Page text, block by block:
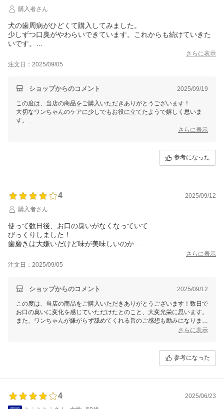
購入者さん
犬の歯周病がひどくて購入してみました。
少しずつ口臭がやわらいできています。これからも続けていきた
いです。
さらに表示
注文日：2025/09/05
ショップからのコメント 2025/09/19
この度は、当店の商品をご購入いただきありがとうございます！
大切なワンちゃんのケアに少しでもお役に立てたようで嬉しく思いま
す。
継続することでご実感いただけたお声もございますので、ぜひ続けてい
摯に受け止め、商品やサービスの改善に努めてまいります。
さらに表示
参考になった
4
2025/09/12
購入者さん
使って数日後、お口の臭いがなくなっていて
びっくりしました！
歯磨きは大嫌いだけど味が美味しいのか
お値段的に迷いましたが届いたら結構大きくて
2kgの愛犬は口が小さいので
しばらく続けてみようと思います！
さらに表示
注文日：2025/09/05
ショップからのコメント 2025/09/12
この度は、当店の商品をご購入いただきありがとうございます！数日で
お口の臭いに変化を感じていただけたとのこと、大変光栄に思います。
また、ワンちゃんが嫌がらず舐めてくれる旨のご感想も励みになりま
います。今後もワンちゃんのデンタルケアのお役に立てるよう努めてま
いります。またのご利用を心よりお待ちしております！
さらに表示
参考になった
4
2025/06/23